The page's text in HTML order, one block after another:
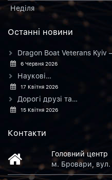
Неділя
Останнi новини
Dragon Boat Veterans Kyiv
6 Червня 2026
Наукові…
17 Квітня 2026
Дорогі друзі та…
15 Квітня 2026
Контакти
Головний центр
м. Бровари, вул.